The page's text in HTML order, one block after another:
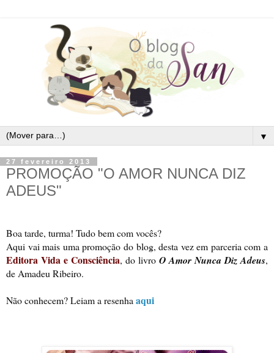
▼
27 fevereiro 2013
PROMOÇÃO "O AMOR NUNCA DIZ
ADEUS"
Boa tarde, turma! Tudo bem com vocês?
Aqui vai mais uma promoção do blog, desta vez em parceria com a
Editora Vida e Consciência, do livro O Amor Nunca Diz Adeus,
de Amadeu Ribeiro.
Não conhecem? Leiam a resenha aqui